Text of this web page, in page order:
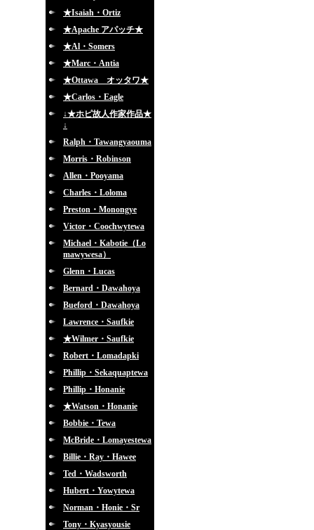
★Isaiah・Ortiz
★Apache アパッチ★
★Al・Somers
★Marc・Antia
★Ottawa オッタワ★
★Carlos・Eagle
↓★ホピ故人作家作品★
↓
Ralph・Tawangyaouma
Morris・Robinson
Allen・Pooyama
Charles・Loloma
Preston・Monongye
Victor・Coochwytewa
Michael・Kabotie（Lo
mawywesa）
Glenn・Lucas
Bernard・Dawahoya
Bueford・Dawahoya
Lawrence・Saufkie
★Wilmer・Saufkie
Robert・Lomadapki
Phillip・Sekaquaptewa
Phillip・Honanie
★Watson・Honanie
Bobbie・Tewa
McBride・Lomayestewa
Billie・Ray・Hawee
Ted・Wadsworth
Hubert・Yowytewa
Norman・Honie・Sr
Tony・Kyasyousie